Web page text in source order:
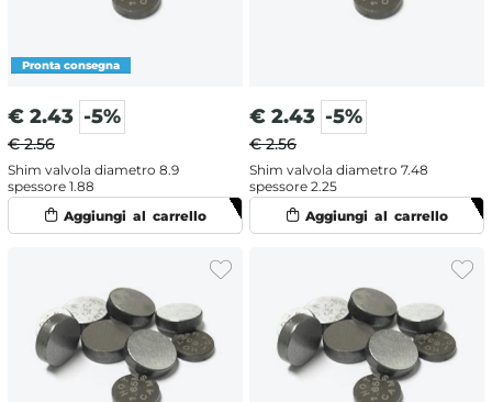
€ 2.43 -5%
€ 2.56
Shim valvola diametro 8.9
spessore 1.88
€ 2.43 -5%
€ 2.56
Shim valvola diametro 7.48
spessore 2.25